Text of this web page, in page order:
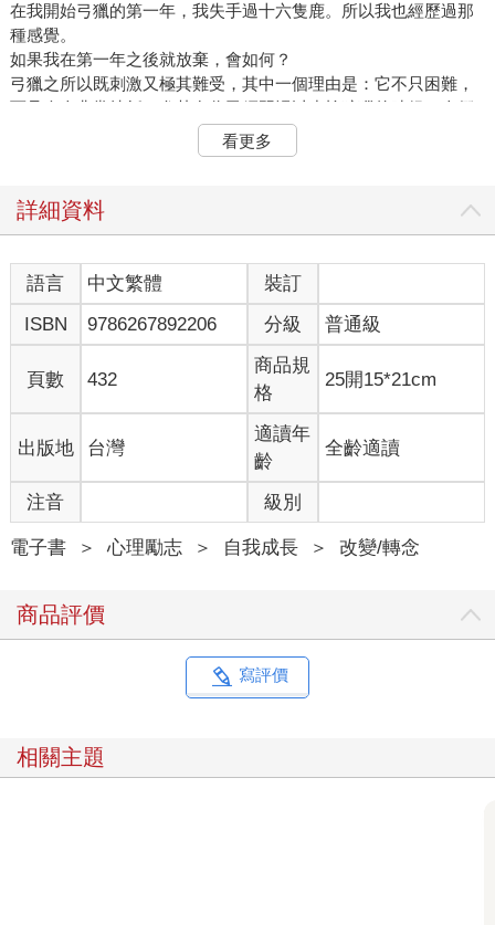
在我開始弓獵的第一年，我失手過十六隻鹿。所以我也經歷過那
種感覺。
如果我在第一年之後就放棄，會如何？
弓獵之所以既刺激又極其難受，其中一個理由是：它不只困難，
而且令人非常挫折，尤其在你已經習慣以步槍狩獵的時候。人們
已經習慣，在看到動物出現於步槍射程內時，砰的一聲……然後
收工了事。你開槍射擊，獵物死去。
獵時，那隻動物已經進入射程，代表這場狩獵才剛要開始。從步
缺少阻礙與艱難，便成就不了偉大。每當狩獵新手認為弓獵不適
合自己時，我都會鼓勵他們堅持下去。再努力一點，多一些耐
心，在狩獵中待久一點。
對我來說，我從來不喜歡失敗。我不希望自己用不好的弓，所以
在我第一年獵殺到幼年馬鹿之後，第二季我又用一把兩百美元的
弓，搭配一副雙筒望遠鏡，獵殺到一隻在波普與楊狩獵俱樂部
（Pope & Young）計分標準中歸類為兩支角各有三叉（three-by-
three）的黑尾鹿（Blacktail），以及一隻五叉的青年馬鹿
（Raghorn），還有一隻熊。我只負擔得起在奧勒岡內打獵，沒
錢旅行到別州。我買了三張狩獵許可標籤，並且全都用掉。
在我開始弓獵後的第二年，對我來說不只是記憶深刻，簡直是具
有紀念意義。
失敗令人謙卑，而在弓獵上，它是這段旅程的重要一環。
如果能持續堅持遨遊其中，失敗將變成偶發的例外。但這需要你
付出決心、時間與經驗。
當期待的標準設得低，或是完全不抱期待時，你就會輕易接受生
那時有個叫維卡斯．夏瑪（Vikas Sharma）的傢伙，我跟他會彼
看更多
詳細資料
語言 中文繁體
裝訂
ISBN
9786267892206 分級 普通級
頁數 432
商品規
格
25開15*21cm
出版地 台灣
適讀年
齡
全齡適讀
注音 級別
電子書 ＞ 心理勵志 ＞ 自我成長 ＞ 改變/轉念
商品評價
寫評價
相關主題